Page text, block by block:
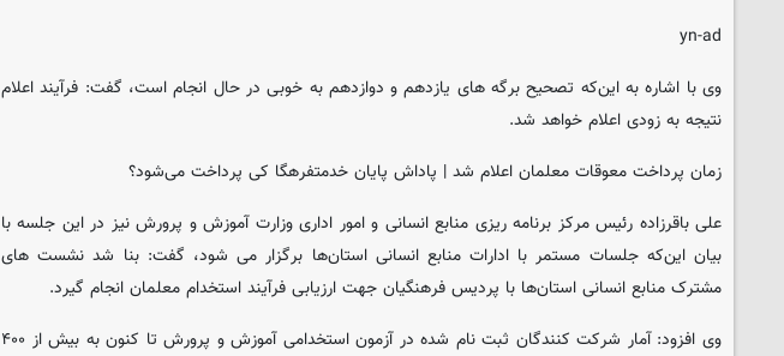
yn-ad
وی با اشاره به این‌که تصحیح برگه های یازدهم و دوازدهم به خوبی در حال انجام است، گفت: فرآیند اعلام
نتیجه به زودی اعلام خواهد شد.
زمان پرداخت معوقات معلمان اعلام شد | پاداش پایان خدمتفرهگا کی پرداخت می‌شود؟
علی باقرزاده رئیس مرکز برنامه ریزی منابع انسانی و امور اداری وزارت آموزش و پرورش نیز در این جلسه با
بیان این‌که جلسات مستمر با ادارات منابع انسانی استان‌ها برگزار می شود، گفت: بنا شد نشست های
مشترک منابع انسانی استان‌ها با پردیس فرهنگیان جهت ارزیابی فرآیند استخدام معلمان انجام گیرد.
وی افزود: آمار شرکت کنندگان ثبت نام شده در آزمون استخدامی آموزش و پرورش تا کنون به بیش از ۴۰۰